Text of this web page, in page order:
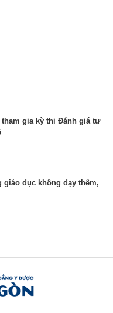
tham gia kỳ thi Đánh giá tư
dục không dạy thêm,